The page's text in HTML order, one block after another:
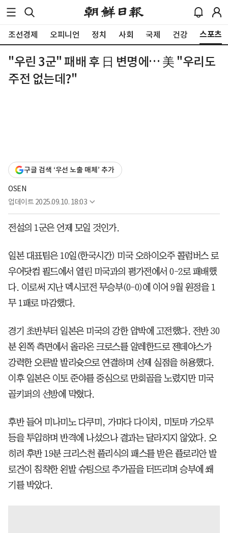
조선경제 오피니언 정치 사회 국제 건강 스포츠
"우린 3군" 패배 후 日 변명에… 美 "우리도
주전 없는데?"
구글 검색 ‘우선 노출 매체’ 추가
OSEN
업데이트 2025.09.10. 18:03
전설의 1군은 언제 모일 것인가.
일본 대표팀은 10일(한국시간) 미국 오하이오주 콜럼버스 로
우어닷컴 필드에서 열린 미국과의 평가전에서 0-2로 패배했
다. 이로써 지난 멕시코전 무승부(0-0)에 이어 9월 원정을 1
무 1패로 마감했다.
경기 초반부터 일본은 미국의 강한 압박에 고전했다. 전반 30
분 왼쪽 측면에서 올라온 크로스를 알레한드로 젠데야스가
강력한 오른발 발리슛으로 연결하며 선제 실점을 허용했다.
이후 일본은 이토 준야를 중심으로 만회골을 노렸지만 미국
골키퍼의 선방에 막혔다.
후반 들어 미나미노 다쿠미, 가마다 다이치, 미토마 가오루
등을 투입하며 반격에 나섰으나 결과는 달라지지 않았다. 오
히려 후반 19분 크리스천 풀리식의 패스를 받은 플로리안 발
로건이 침착한 왼발 슈팅으로 추가골을 터뜨리며 승부에 쐐
기를 박았다.